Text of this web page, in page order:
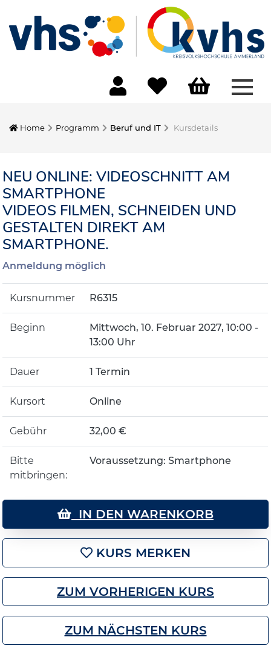
Home Programm Beruf und IT Kursdetails
NEU ONLINE: VIDEOSCHNITT AM
SMARTPHONE
VIDEOS FILMEN, SCHNEIDEN UND
GESTALTEN DIREKT AM
SMARTPHONE.
Anmeldung möglich
Kursnummer R6315
Beginn
Mittwoch, 10. Februar 2027, 10:00 -
13:00 Uhr
Dauer 1 Termin
Kursort Online
Gebühr 32,00 €
Bitte
mitbringen:
Voraussetzung: Smartphone
IN DEN WARENKORB
KURS MERKEN
ZUM VORHERIGEN KURS
ZUM NÄCHSTEN KURS